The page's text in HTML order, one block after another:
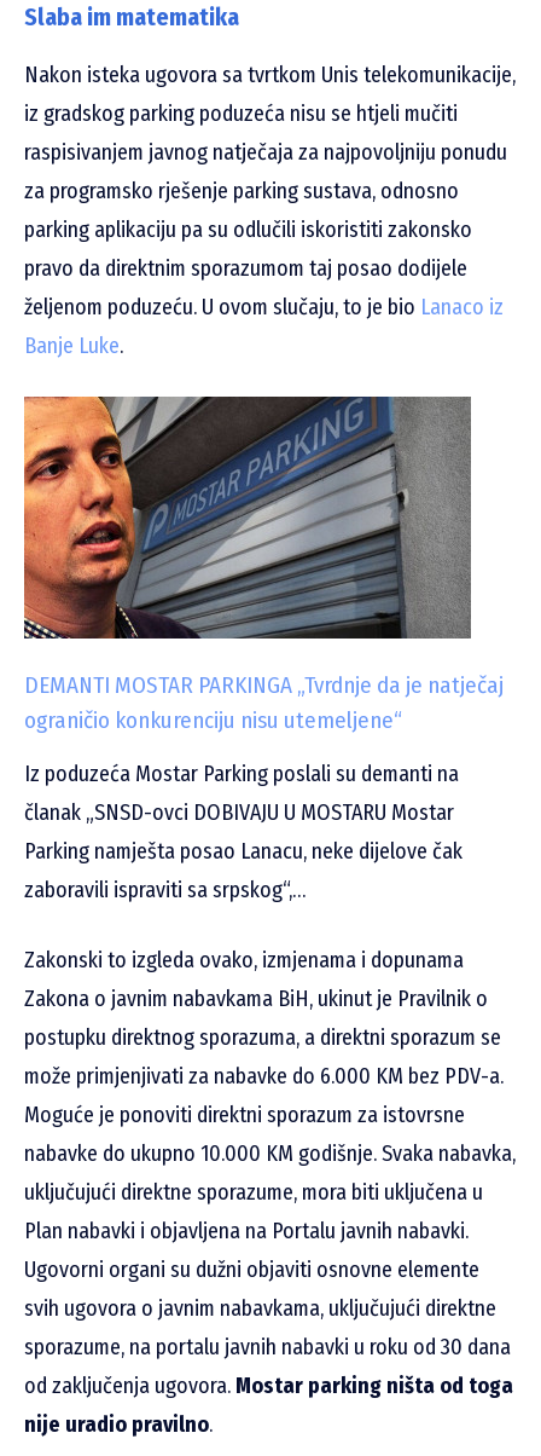
Slaba im matematika
Nakon isteka ugovora sa tvrtkom Unis telekomunikacije,
iz gradskog parking poduzeća nisu se htjeli mučiti
raspisivanjem javnog natječaja za najpovoljniju ponudu
za programsko rješenje parking sustava, odnosno
parking aplikaciju pa su odlučili iskoristiti zakonsko
pravo da direktnim sporazumom taj posao dodijele
željenom poduzeću. U ovom slučaju, to je bio Lanaco iz
Banje Luke.
DEMANTI MOSTAR PARKINGA „Tvrdnje da je natječaj
ograničio konkurenciju nisu utemeljene“
Iz poduzeća Mostar Parking poslali su demanti na
članak „SNSD-ovci DOBIVAJU U MOSTARU Mostar
Parking namješta posao Lanacu, neke dijelove čak
zaboravili ispraviti sa srpskog“,…
Zakonski to izgleda ovako, izmjenama i dopunama
Zakona o javnim nabavkama BiH, ukinut je Pravilnik o
postupku direktnog sporazuma, a direktni sporazum se
može primjenjivati za nabavke do 6.000 KM bez PDV-a.
Moguće je ponoviti direktni sporazum za istovrsne
nabavke do ukupno 10.000 KM godišnje. Svaka nabavka,
uključujući direktne sporazume, mora biti uključena u
Plan nabavki i objavljena na Portalu javnih nabavki.
Ugovorni organi su dužni objaviti osnovne elemente
svih ugovora o javnim nabavkama, uključujući direktne
sporazume, na portalu javnih nabavki u roku od 30 dana
od zaključenja ugovora. Mostar parking ništa od toga
nije uradio pravilno.